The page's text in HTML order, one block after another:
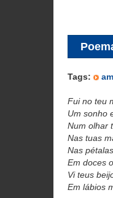
Tags:
Fui no teu
Um sonho
Num olhar
Nas tuas
Nas
Em doces
Vi teus
Em lábios